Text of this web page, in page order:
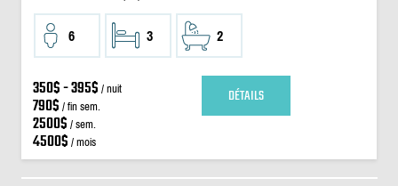
6 3 2
350$ - 395$ / nuit
790$ / fin sem.
2500$ / sem.
4500$ / mois
DÉTAILS